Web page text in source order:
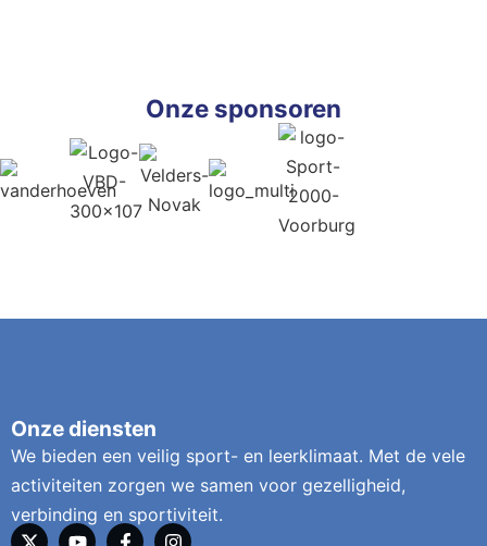
Onze sponsoren
Onze diensten
We bieden een veilig sport- en leerklimaat. Met de vele
activiteiten zorgen we samen voor gezelligheid,
verbinding en sportiviteit.